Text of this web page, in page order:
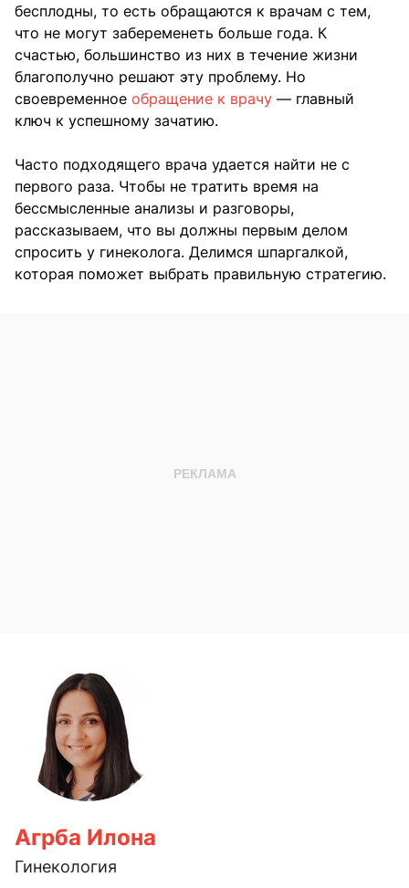
бесплодны, то есть обращаются к врачам с тем,
что не могут забеременеть больше года. К
счастью, большинство из них в течение жизни
благополучно решают эту проблему. Но
своевременное обращение к врачу — главный
ключ к успешному зачатию.
Часто подходящего врача удается найти не с
первого раза. Чтобы не тратить время на
бессмысленные анализы и разговоры,
рассказываем, что вы должны первым делом
спросить у гинеколога. Делимся шпаргалкой,
которая поможет выбрать правильную стратегию.
Агрба Илона
Гинекология